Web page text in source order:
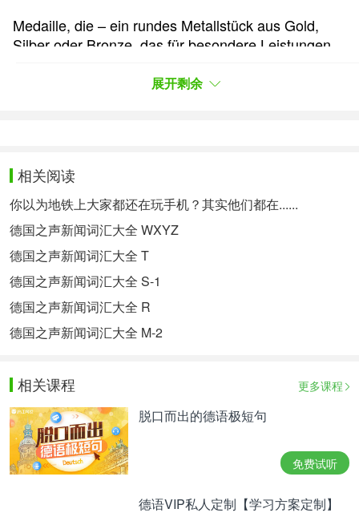
Medaille, die – ein rundes Metallstück aus Gold,
Silber oder Bronze, das für besondere Leistungen
Volleyballdamen gewannen die erste Medaille für
weitergegeben werden, z. B. Zeitungen, Fernsehen,
Radio oder Internet (häufig im Plural gebraucht)
(Die Medien berichteten ausführlich über den
Skandal.)
媒体 【例】 媒体详尽地报道了这个丑闻。
Meinungsumfrage, die – eine Untersuchung, bei der
viele Menschen nach ihrer Meinung gefragt werden
(Die Ergebnisse der Meinungsumfrage zeigen die
群调 【例】 群调的结果显示了民众对于政府的不
满。
Menschen mit Migrationshintergrund – alle
Personen, die entweder selbst aus ihrer Heimat in
zugewandert sind (In Deutschland leben etwa 15
展开剩余
相关阅读
你以为地铁上大家都还在玩手机？其实他们都在......
德国之声新闻词汇大全 WXYZ
德国之声新闻词汇大全 T
德国之声新闻词汇大全 S-1
德国之声新闻词汇大全 R
德国之声新闻词汇大全 M-2
相关课程 更多课程
脱口而出的德语极短句
免费试听
德语VIP私人定制【学习方案定制】